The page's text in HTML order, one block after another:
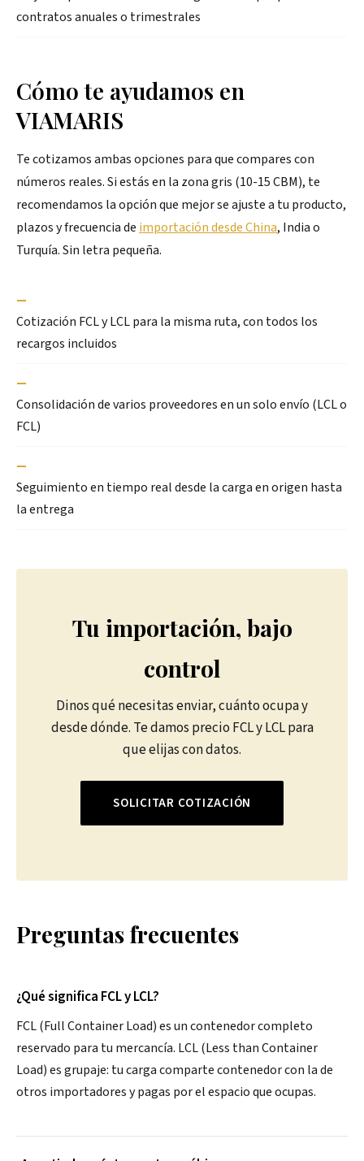
contratos anuales o trimestrales
Cómo te ayudamos en
VIAMARIS
Te cotizamos ambas opciones para que compares con
números reales. Si estás en la zona gris (10-15 CBM), te
recomendamos la opción que mejor se ajuste a tu producto,
plazos y frecuencia de importación desde China, India o
Turquía. Sin letra pequeña.
—
Cotización FCL y LCL para la misma ruta, con todos los
recargos incluidos
—
Consolidación de varios proveedores en un solo envío (LCL o
FCL)
—
Seguimiento en tiempo real desde la carga en origen hasta
la entrega
Tu importación, bajo
control
Dinos qué necesitas enviar, cuánto ocupa y
desde dónde. Te damos precio FCL y LCL para
que elijas con datos.
SOLICITAR COTIZACIÓN
Preguntas frecuentes
¿Qué significa FCL y LCL?
FCL (Full Container Load) es un contenedor completo
reservado para tu mercancía. LCL (Less than Container
Load) es grupaje: tu carga comparte contenedor con la de
otros importadores y pagas por el espacio que ocupas.